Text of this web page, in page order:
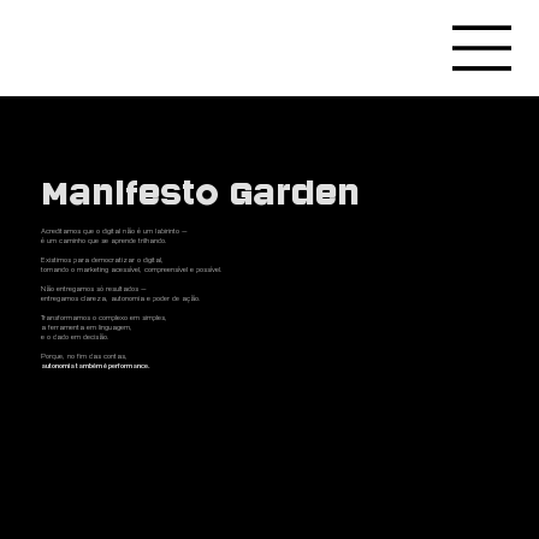
Manifesto Garden
Acreditamos que o digital não é um labirinto —
é um caminho que se aprende trilhando.
Existimos para democratizar o digital,
tornando o marketing acessível, compreensível e possível.
Não entregamos só resultados —
entregamos clareza, autonomia e poder de ação.
Transformamos o complexo em simples,
a ferramenta em linguagem,
e o dado em decisão.
Porque, no fim das contas,
autonomia também é performance.